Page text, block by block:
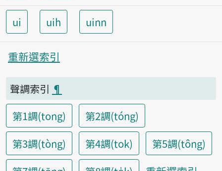
ui uih uinn
重新選索引
聲調索引 ¶
第1調(tong)
第2調(tóng)
第3調(tòng)
第4調(tok)
第5調(tông)